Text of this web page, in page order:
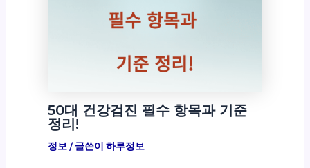
50대 건강검진 필수 항목과 기준
정리!
정보/ 글쓴이 하루정보